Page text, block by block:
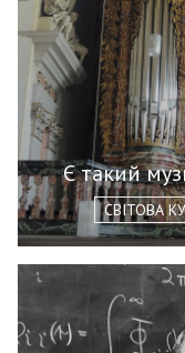
Є такий
СВІТОВА